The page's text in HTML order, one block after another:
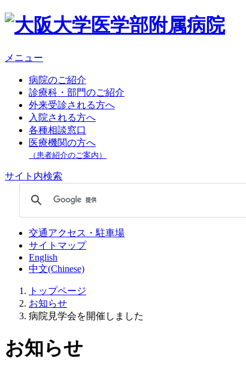
メニュー
病院のご紹介
診療科・部門のご紹介
外来受診される方へ
入院される方へ
各種相談窓口
医療機関の方へ
（患者紹介のご案内）
サイト内検索
交通アクセス・駐車場
サイトマップ
English
中文(Chinese)
トップページ
お知らせ
病院見学会を開催しました
お知らせ